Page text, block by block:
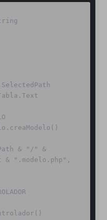
& ".modelo.php",